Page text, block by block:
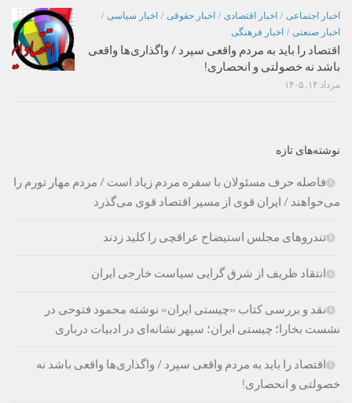
اخبار اجتماعی / اخبار اقتصادی / اخبار حقوقی / اخبار سیاسی /
اخبار صنعتی / اخبار فرهنگی
اقتصاد را باید به مردم واقعی سپرد / واگذاری‌ها واقعی
باشد نه خصولتی و انحصاری!
مرداد ۱۴, ۱۴۰۵
نوشته‌های تازه
فاصله حرف مسئولان با سفره مردم زیاد است / مردم مهار تورم را
می‌خواهند / ایران قوی از مسیر اقتصاد قوی می‌گذرد
تندروهای مجلس استیضاح عراقچی را کلید زدند
انتقاد ظریف از شرق گرایی سیاست خارجی ایران
نقد و بررسی کتاب «چیستی ایران» نوشته محمود فتوحی در
نشست بخارا؛ چیستی ایران؛ سپهر نشانه‌ای در ادبیات درباری
اقتصاد را باید به مردم واقعی سپرد / واگذاری‌ها واقعی باشد نه
خصولتی و انحصاری!